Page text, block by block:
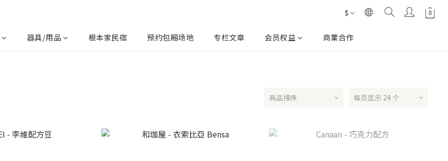
$
器具/用品 根本家民宿 预约包厢场地 专栏文章 会员权益 商業合作
商品排序 每页显示 24 个